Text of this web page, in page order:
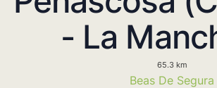
- La
65.3 km
Beas De Segura